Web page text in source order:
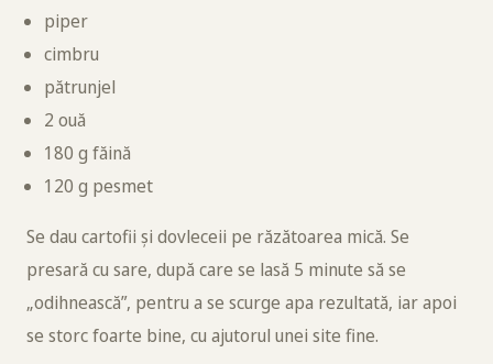
piper
cimbru
pătrunjel
2 ouă
180 g făină
120 g pesmet
Se dau cartofii și dovleceii pe răzătoarea mică. Se
presară cu sare, după care se lasă 5 minute să se
„odihnească”, pentru a se scurge apa rezultată, iar apoi
se storc foarte bine, cu ajutorul unei site fine.